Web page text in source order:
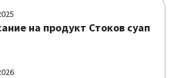
на продукт Стоков суап